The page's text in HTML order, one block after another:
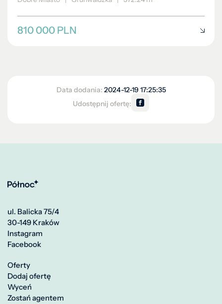
810 000 PLN
Data dodania: 2024-12-19 17:25:35
Udostępnij ofertę:
ul. Balicka 75/4
30-149 Kraków
Instagram
Facebook
Oferty
Dodaj ofertę
Wyceń
Zostań agentem